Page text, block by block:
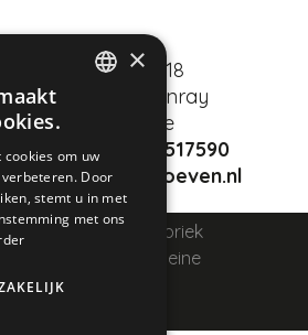
Macroweg 18
5804 CL Venray
Niederlande
+31 (0)478 517590
info@verhoeven.nl
Timmerfabriek
Allgemeine
×
om uw
Door
stemt u in met
met ons